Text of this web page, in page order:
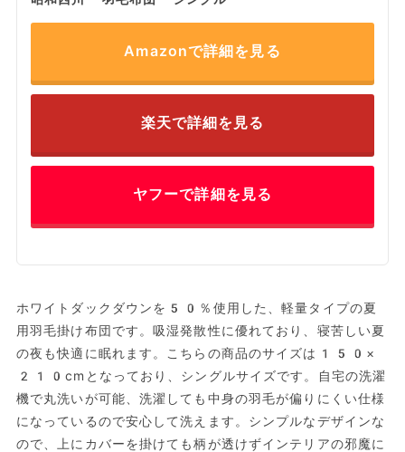
Amazonで詳細を見る
楽天で詳細を見る
ヤフーで詳細を見る
ホワイトダックダウンを50％使用した、軽量タイプの夏
用羽毛掛け布団です。吸湿発散性に優れており、寝苦しい夏
の夜も快適に眠れます。こちらの商品のサイズは150×
210cmとなっており、シングルサイズです。自宅の洗濯
機で丸洗いが可能、洗濯しても中身の羽毛が偏りにくい仕様
になっているので安心して洗えます。シンプルなデザインな
ので、上にカバーを掛けても柄が透けずインテリアの邪魔に